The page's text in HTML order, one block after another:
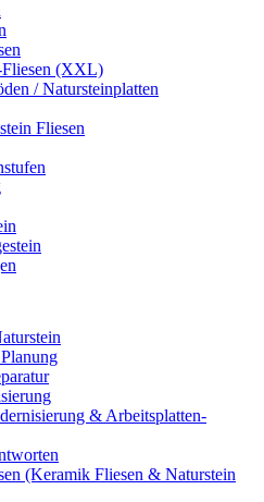
(XXL)
/ Natursteinplatten
Fliesen
& Arbeitsplatten-
(Keramik Fliesen & Naturstein